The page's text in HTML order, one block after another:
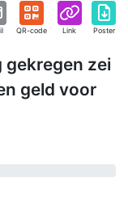
QR-code Link Poster
zei
geld voor